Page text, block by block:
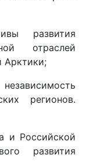
развития
отраслей
Арктики;
регионов.
и Российской
развития